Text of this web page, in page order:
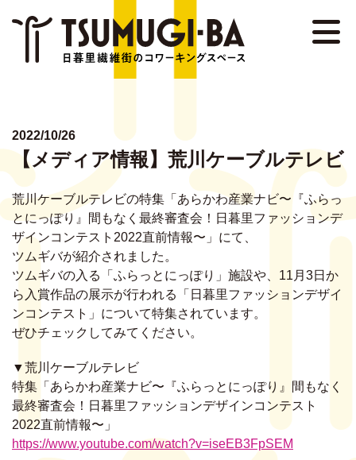
NEWS
EVENT
DETAIL
STAFF
MEMBER
FAQ
CONTACT
ENTRY
会員登録はこちら
2022/10/26
【メディア情報】荒川ケーブルテレビ
荒川ケーブルテレビの特集「あらかわ産業ナビ〜『ふらっ
とにっぽり』間もなく最終審査会！日暮里ファッションデ
ザインコンテスト2022直前情報〜」にて、
ツムギバが紹介されました。
ツムギバの入る「ふらっとにっぽり」施設や、11月3日か
ら入賞作品の展示が行われる「日暮里ファッションデザイ
ンコンテスト」について特集されています。
ぜひチェックしてみてください。
▼荒川ケーブルテレビ
特集「あらかわ産業ナビ〜『ふらっとにっぽり』間もなく
最終審査会！日暮里ファッションデザインコンテスト
2022直前情報〜」
https://www.youtube.com/watch?v=iseEB3FpSEM